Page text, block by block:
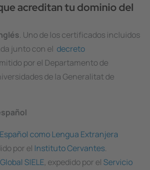
acreditan tu dominio del
. Uno de los certificados incluidos
junto con el decreto
por el Departamento de
de la Generalitat de
como Lengua Extranjera
por el Instituto Cervantes.
SIELE, expedido por el Servicio